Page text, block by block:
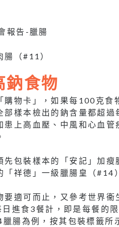
腸（#11）
鈉食物
購物卡」，如果每100克
部樣本檢出的鈉含量都超
患上高血壓、中風和心血
先包裝樣本的「安記」加
「祥德」一級臘腸皇（#14
要適可而止，又參考世界
進食3餐計，即是每餐的
腸為例，按其包裝標籤